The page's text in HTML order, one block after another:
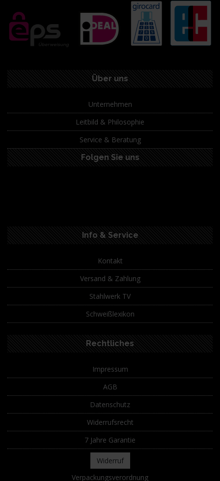
Über uns
Unternehmen
Leitbild & Philosophie
Service & Beratung
Folgen Sie uns
Info & Service
Kontakt
Versand & Zahlung
Stahlwerk TV
Schweißlexikon
Rechtliches
Impressum
AGB
Datenschutz
Widerrufsrecht
7 Jahre Garantie
Widerruf
Verpackungsverordnung